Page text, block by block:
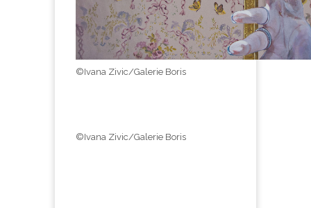
©Ivana Zivic/Galerie Boris
©Ivana Zivic/Galerie Boris